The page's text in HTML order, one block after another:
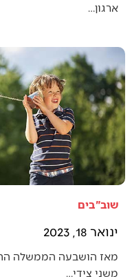
ארגון…
שוב"בים
ינואר 18, 2023
מאז הושבעה הממשלה
משני צידי…